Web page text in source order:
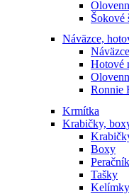
Šokové
Náväzce,
Náväzce
Hotové
Ronnie
Krmítka
Krabičky,
Boxy
Tašky
Kelímky